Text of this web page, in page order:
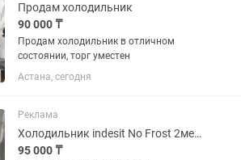
Продам холодильник
90 000 ₸
Продам холодильник в отличном
состоянии, торг уместен
Астана, сегодня
Реклама
Холодильник indesit No Frost 2метра
95 000 ₸